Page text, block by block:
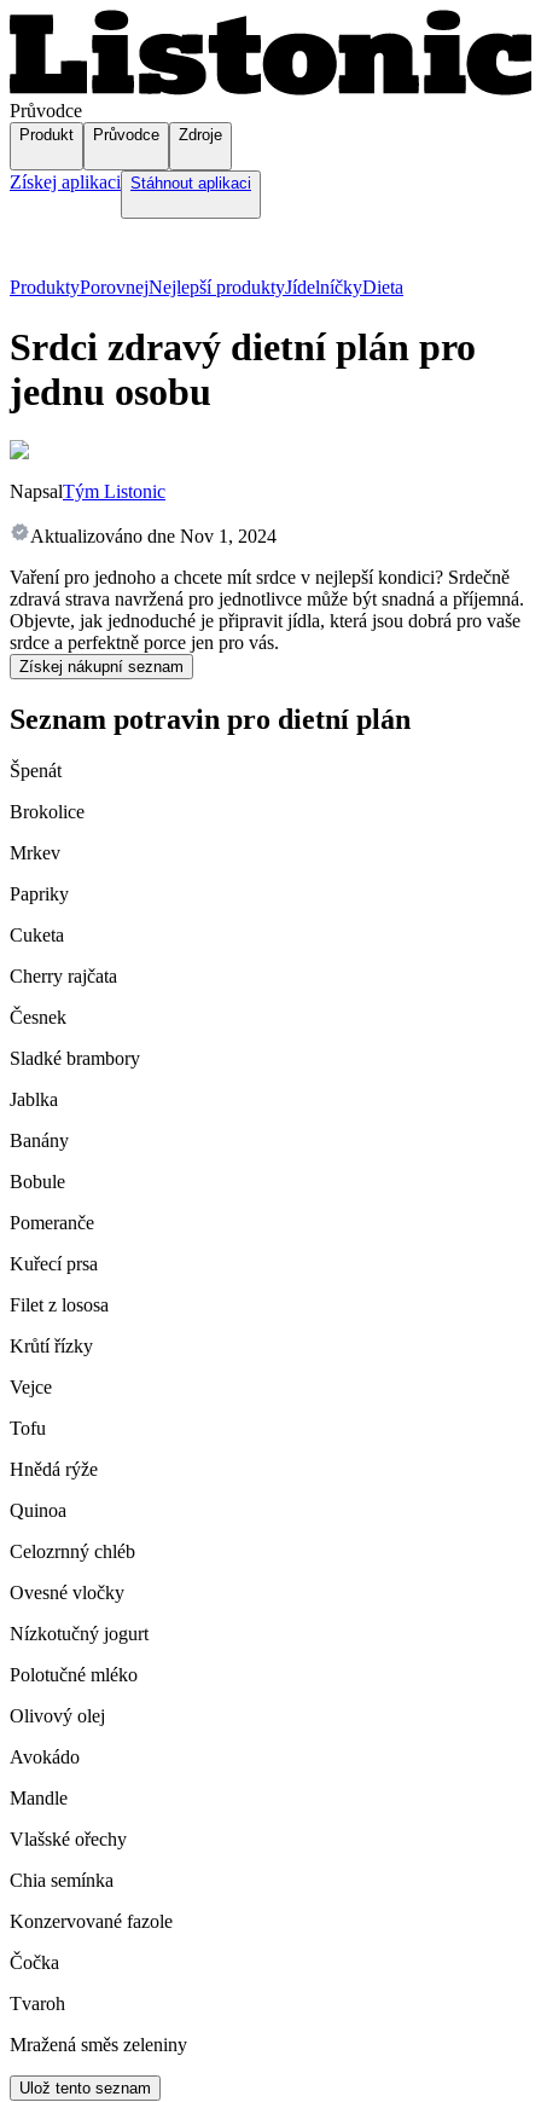
Průvodce
Produkt Průvodce Zdroje
Získej aplikaci Stáhnout aplikaci
ProduktyPorovnejNejlepší produktyJídelníčkyDieta
Srdci zdravý dietní plán pro
jednu osobu
NapsalTým Listonic
Aktualizováno dne Nov 1, 2024
Vaření pro jednoho a chcete mít srdce v nejlepší kondici? Srdečně
zdravá strava navržená pro jednotlivce může být snadná a příjemná.
Objevte, jak jednoduché je připravit jídla, která jsou dobrá pro vaše
srdce a perfektně porce jen pro vás.
Získej nákupní seznam
Seznam potravin pro dietní plán
Špenát
Brokolice
Mrkev
Papriky
Cuketa
Cherry rajčata
Česnek
Sladké brambory
Jablka
Banány
Bobule
Pomeranče
Kuřecí prsa
Filet z lososa
Krůtí řízky
Vejce
Tofu
Hnědá rýže
Quinoa
Celozrnný chléb
Ovesné vločky
Nízkotučný jogurt
Polotučné mléko
Olivový olej
Avokádo
Mandle
Vlašské ořechy
Chia semínka
Konzervované fazole
Čočka
Tvaroh
Mražená směs zeleniny
Ulož tento seznam